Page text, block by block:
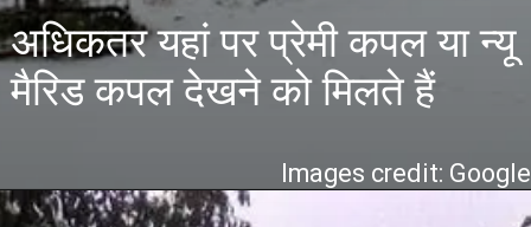
अधिकतर यहां पर प्रेमी कपल या न्यू
मैरिड कपल देखने को मिलते हैं
Images credit: Google